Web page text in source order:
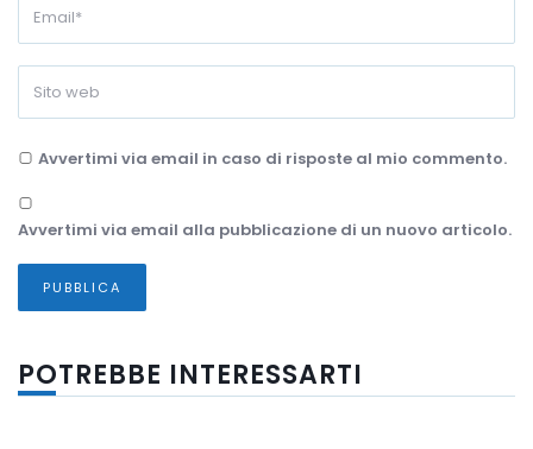
Avvertimi via email in caso di risposte al mio commento.
Avvertimi via email alla pubblicazione di un nuovo articolo.
POTREBBE INTERESSARTI